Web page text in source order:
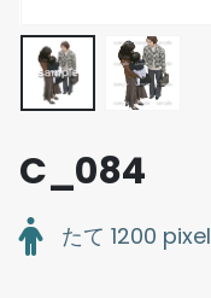
C_084
たて 1200 pixel